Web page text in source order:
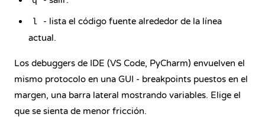
l
- lista el código fuente alrededor de la línea
actual.
Los debuggers de IDE (VS Code, PyCharm) envuelven el
mismo protocolo en una GUI - breakpoints puestos en el
margen, una barra lateral mostrando variables. Elige el
que se sienta de menor fricción.